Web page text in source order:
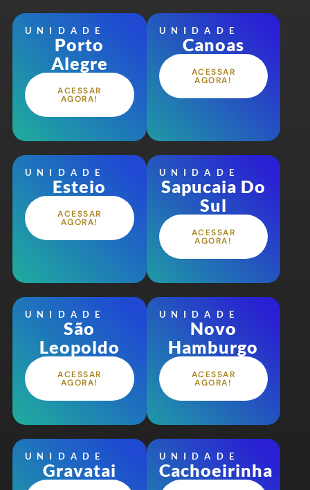
UNIDADE
Porto
Alegre
ACESSAR
AGORA!
UNIDADE
Canoas
ACESSAR
AGORA!
UNIDADE
Esteio
ACESSAR
AGORA!
UNIDADE
Sapucaia Do
Sul
ACESSAR
AGORA!
UNIDADE
São
Leopoldo
ACESSAR
AGORA!
UNIDADE
Novo
Hamburgo
ACESSAR
AGORA!
UNIDADE
Gravatai
UNIDADE
Cachoeirinha